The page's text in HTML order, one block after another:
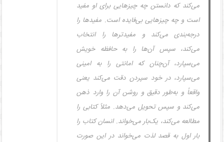
می‌کند که دانستن چه چیزهایی برای او مفید
است و چه چیزهایی بی‌فایده است. مفیدها را
درجه‌بندی می‌کند و مفیدترها را انتخاب
می‌کند، سپس آن‌ها را به حافظه خویش
می‌سپارد، آن‌چنان که امانتی را به امینی
می‌سپارد، در خود سپردن دقت می‌کند یعنی
واقعاً و به‌طور دقیق و روشن آن را وارد ذهن
می‌کند و سپس تحویل می‌دهد. مثلاً کتابی را
مطالعه می‌کند، یک‌بار می‌خواند. انسان کتاب را
بار اول به قصد لذت می‌خواند در این صورت